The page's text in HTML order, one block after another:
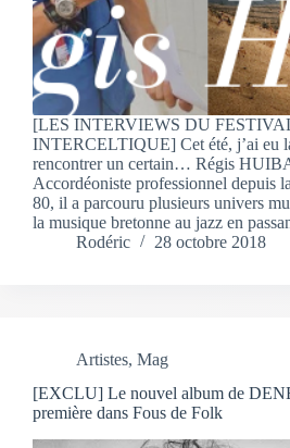
[LES INTERVIEWS DU
INTERCELTIQUE] Cet été, j’ai eu
rencontrer un certain… Régis
Accordéoniste professionnel depuis
80, il a parcouru plusieurs univers
la musique bretonne au jazz en
Rodéric
28 octobre 2018
Artistes, Mag
[EXCLU] Le nouvel album de
première dans Fous de Folk